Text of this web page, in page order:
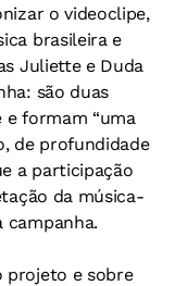
o videoclipe,
brasileira e
Juliette e Duda
são duas
e formam “uma
de profundidade
a participação
da música-
campanha.
projeto e sobre